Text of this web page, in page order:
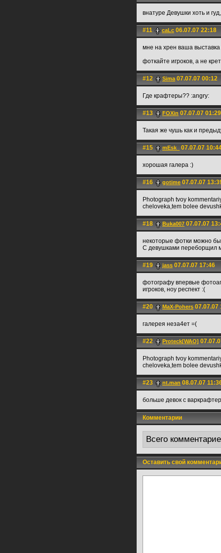
внатуре Девушки хоть и
#11 caLc 06.07.07 22:18
мне на хрен ваша
фоткайте игроков, а не
#12 Sima07.07.07 00:12
Где крафтеры?? :angry:
#13 FOXin 07.07.07 01:29
Такая же чушь как и
#15 mEsk_ 07.07.07
хорошая галера :)
#16 gotime 07.07.07
Photograph tvoy
cheloveka,tem bolee
#18 Buka007 07.07.07
некоторые фотки можно
С девушками переборщил
#19 jass 07.07.07 17:46
фотографу впервые
игроков, ноу респект :(
#20 MaX-Pohers 07.07.07
галерея неза4ет =(
#22 Proteck[WAO]
Photograph tvoy
cheloveka,tem bolee
#23 nt.man 08.07.07
больше девок с
Комментарии
Всего
Оставить свой